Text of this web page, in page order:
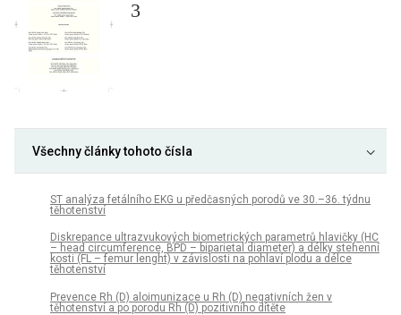
3
Všechny články tohoto čísla
ST analýza fetálního EKG u předčasných porodů ve 30.–36. týdnu
těhotenství
Diskrepance ultrazvukových biometrických parametrů hlavičky (HC
– head circumference, BPD – biparietal diameter) a délky stehenní
kosti (FL – femur lenght) v závislosti na pohlaví plodu a délce
těhotenství
Prevence Rh (D) aloimunizace u Rh (D) negativních žen v
těhotenství a po porodu Rh (D) pozitivního dítěte